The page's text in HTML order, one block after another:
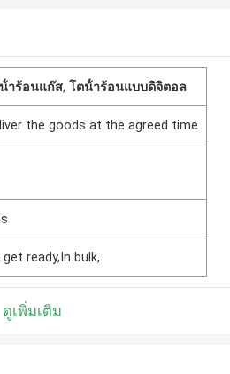
าร้อนแก๊ส,โตน้ําร้อนแบบดิจิตอล
the goods at the agreed time
get ready,In bulk,
ดูเพิ่มเติม